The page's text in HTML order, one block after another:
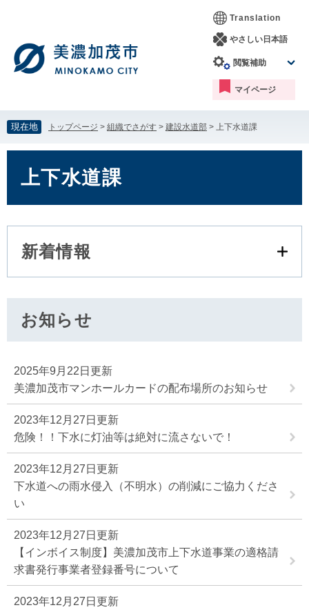
す。
し
て
本
文
Translation
やさしい日本語
閲覧補助
マイページ
現在地 トップページ > 組織でさがす > 建設水道部 > 上下水道課
上下水道課
新着情報
お知らせ
2025年9月22日更新
美濃加茂市マンホールカードの配布場所のお知らせ
2023年12月27日更新
危険！！下水に灯油等は絶対に流さないで！
2023年12月27日更新
下水道への雨水侵入（不明水）の削減にご協力くださ
い
2023年12月27日更新
【インボイス制度】美濃加茂市上下水道事業の適格請
求書発行事業者登録番号について
2023年12月27日更新